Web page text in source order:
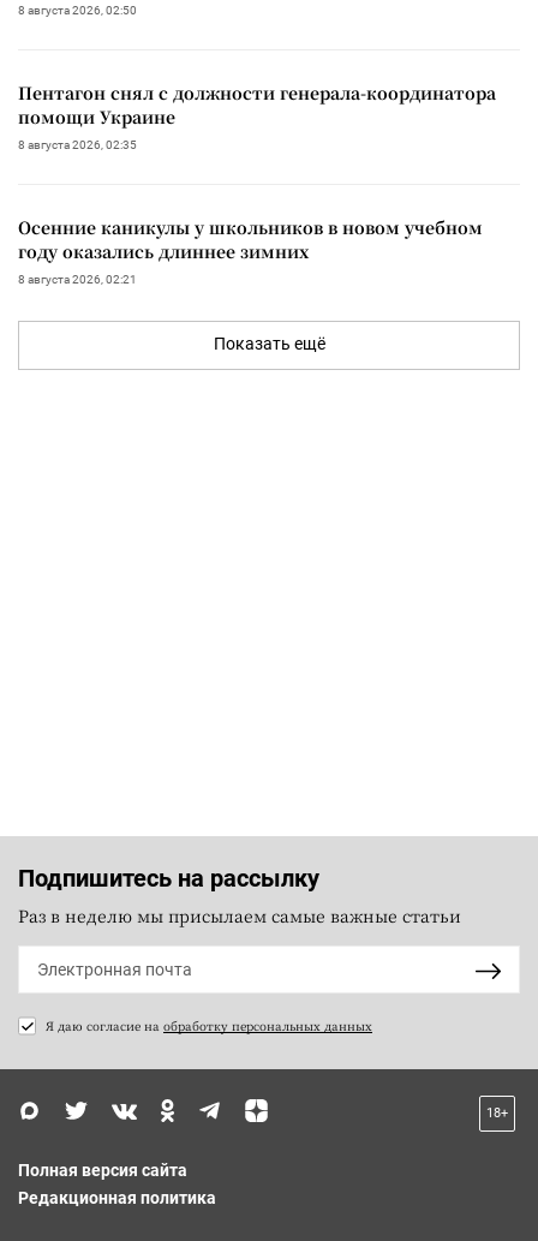
8 августа 2026, 02:50
Пентагон снял с должности генерала-координатора
помощи Украине
8 августа 2026, 02:35
Осенние каникулы у школьников в новом учебном
году оказались длиннее зимних
8 августа 2026, 02:21
Показать ещё
Подпишитесь на рассылку
Раз в неделю мы присылаем самые важные статьи
Я даю согласие на обработку персональных данных
18+
Полная версия сайта
Редакционная политика